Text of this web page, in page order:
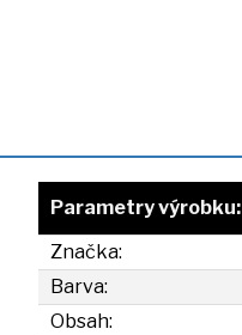
Parametry výrobku:
Značka:
Barva:
Obsah: